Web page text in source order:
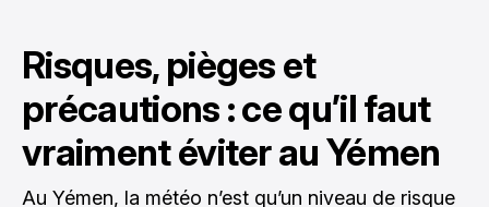
Risques, pièges et
précautions : ce qu’il faut
vraiment éviter au Yémen
Au Yémen, la météo n’est qu’un niveau de risque